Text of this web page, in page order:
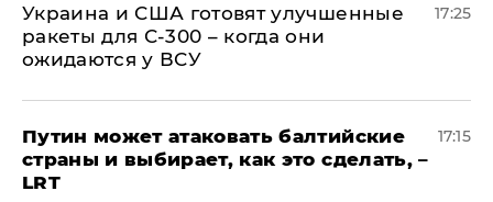
Украина и США готовят улучшенные
ракеты для С-300 – когда они
ожидаются у ВСУ
17:25
Путин может атаковать балтийские
страны и выбирает, как это сделать, –
LRT
17:15